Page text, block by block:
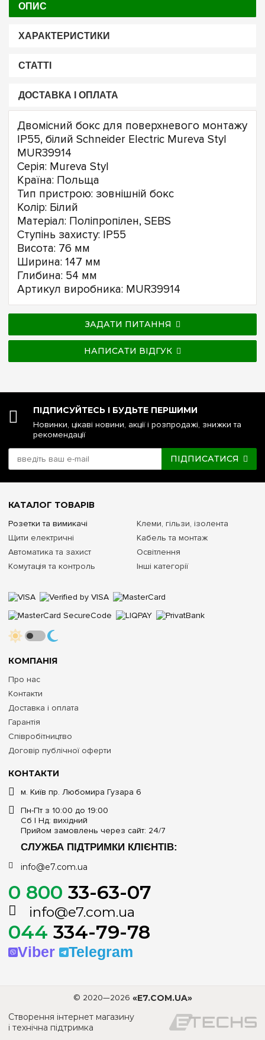
ОПИС
ХАРАКТЕРИСТИКИ
СТАТТІ
ДОСТАВКА І ОПЛАТА
Двомісний бокс для поверхневого монтажу
IP55, білий Schneider Electric Mureva Styl
MUR39914
Серія: Mureva Styl
Країна: Польща
Тип пристрою: зовнішній бокс
Колір: Білий
Матеріал: Поліпропілен, SEBS
Ступінь захисту: IP55
Висота: 76 мм
Ширина: 147 мм
Глибина: 54 мм
Артикул виробника: MUR39914
ЗАДАТИ ПИТАННЯ
НАПИСАТИ ВІДГУК
ПІДПИСУЙТЕСЬ І БУДЬТЕ ПЕРШИМИ
Новинки, цікаві новини, акції і розпродажі, знижки та
рекомендації
ПІДПИСАТИСЯ
КОНТАКТИ
м. Київ пр. Любомира Гузара 6
Пн-Пт з 10:00 до 19:00
Сб | Нд: вихідний
Прийом замовлень через сайт: 24/7
СЛУЖБА ПІДТРИМКИ КЛІЄНТІВ:
info@e7.com.ua
0 800 33-63-07
info@e7.com.ua
044 334-79-78
Viber Telegram
КОМПАНІЯ
Про нас
Контакти
Доставка і оплата
Гарантія
Співробітництво
Договір публічної оферти
КАТАЛОГ ТОВАРІВ
Розетки та вимикачі
Щити електричні
Автоматика та захист
Комутація та контроль
Клеми, гільзи, ізолента
Кабель та монтаж
Освітлення
Інші категорії
© 2020—2026 «E7.COM.UA»
Створення інтернет магазину
і технічна підтримка